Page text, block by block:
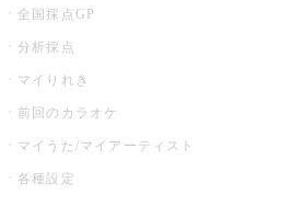
全国採点GP
分析採点
マイりれき
前回のカラオケ
マイうた/マイアーティスト
各種設定